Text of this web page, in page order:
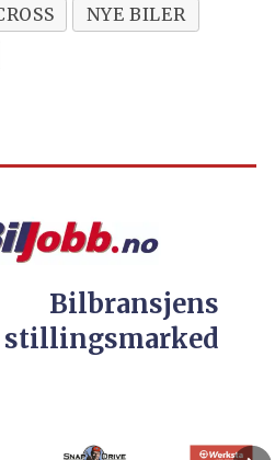
NYE BILER
Bilbransjens
stillingsmarked